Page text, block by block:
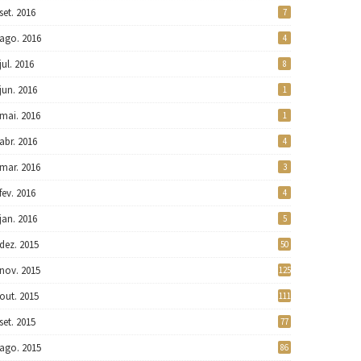
set. 2016 7
ago. 2016 4
jul. 2016 8
jun. 2016 1
mai. 2016 1
abr. 2016 4
mar. 2016 3
fev. 2016 4
jan. 2016 5
dez. 2015 50
nov. 2015 125
out. 2015 111
set. 2015 77
ago. 2015 86